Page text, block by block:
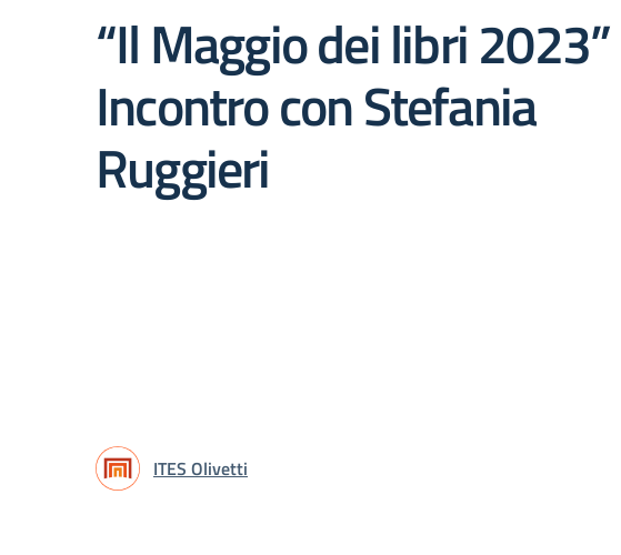
“Il Maggio dei libri
Incontro con Stefania
Ruggieri
ITES Olivetti